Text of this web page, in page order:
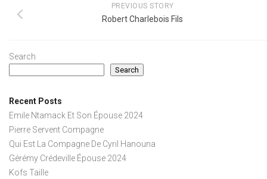
PREVIOUS STORY
Robert Charlebois Fils
Search
Search
Recent Posts
Emile Ntamack Et Son Épouse 2024
Pierre Servent Compagne
Qui Est La Compagne De Cyril Hanouna
Gérémy Crédeville Épouse 2024
Kofs Taille